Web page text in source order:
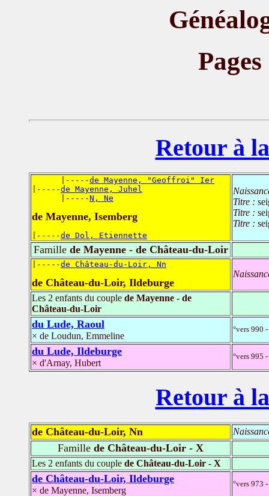
Retour à
      |-----
de Mayenne, "Geoffroi" Ier
|-----de Mayenne, Juhel
      |-----
N, Ne
de Mayenne, Isemberg
|-----de Dol, Etiennette
Titre :
Titre :
Titre :
Famillede Mayenne - de Château-du-Loir
|-----de Château-du-Loir, Nn
de Château-du-Loir, Ildeburge
Les 2 enfants du couple de Mayenne - de
Château-du-Loir
du Lude, Raoul
× de Loudun, Emmeline
°vers 990 -
du Lude, Ildeburge
× d'Arnay, Hubert
°vers 995 -
Retour à
de Château-du-Loir, Nn
Famille de Château-du-Loir - X
Les 2 enfants du couple de Château-du-Loir - X
de Château-du-Loir, Ildeburge
× de Mayenne, Isemberg
°vers 973 -